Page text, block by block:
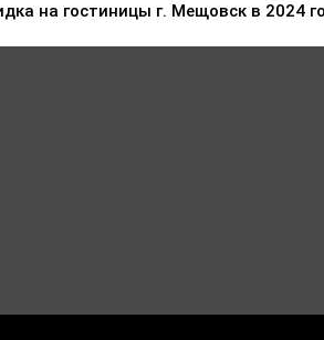
на гостиницы г. Мещовск в 2024